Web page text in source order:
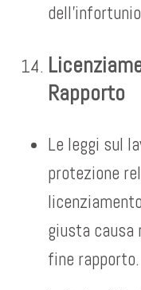
Rapporto
Le leggi sul
protezione
giusta causa
fine rapporto.